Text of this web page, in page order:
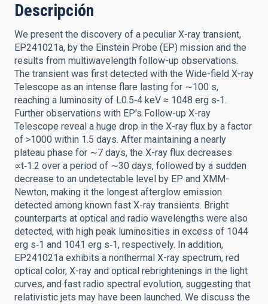
Descripción
We present the discovery of a peculiar X-ray transient,
EP241021a, by the Einstein Probe (EP) mission and the
results from multiwavelength follow-up observations.
The transient was first detected with the Wide-field X-ray
Telescope as an intense flare lasting for ∼100 s,
reaching a luminosity of L0.5‑4 keV ≈ 1048 erg s‑1.
Further observations with EP's Follow-up X-ray
Telescope reveal a huge drop in the X-ray flux by a factor
of >1000 within 1.5 days. After maintaining a nearly
plateau phase for ∼7 days, the X-ray flux decreases
∝t‑1.2 over a period of ∼30 days, followed by a sudden
decrease to an undetectable level by EP and XMM-
Newton, making it the longest afterglow emission
detected among known fast X-ray transients. Bright
counterparts at optical and radio wavelengths were also
detected, with high peak luminosities in excess of 1044
erg s‑1 and 1041 erg s‑1, respectively. In addition,
EP241021a exhibits a nonthermal X-ray spectrum, red
optical color, X-ray and optical rebrightenings in the light
curves, and fast radio spectral evolution, suggesting that
relativistic jets may have been launched. We discuss the